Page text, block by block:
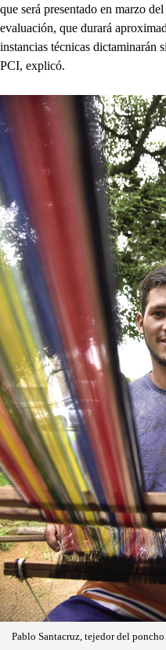
que será presentado en marzo
evaluación, que durará
instancias técnicas dictaminarán
PCI, explicó.
Pablo Santacruz, tejedor del